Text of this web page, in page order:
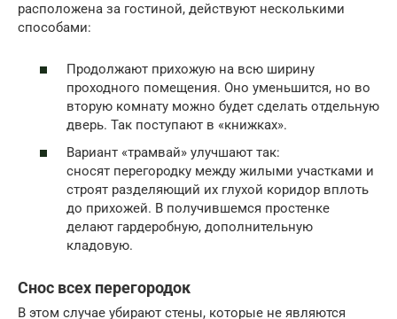
расположена за гостиной, действуют несколькими
способами:
Продолжают прихожую на всю ширину
проходного помещения. Оно уменьшится, но во
вторую комнату можно будет сделать отдельную
дверь. Так поступают в «книжках».
Вариант «трамвай» улучшают так:
сносят перегородку между жилыми участками и
строят разделяющий их глухой коридор вплоть
до прихожей. В получившемся простенке
делают гардеробную, дополнительную
кладовую.
Снос всех перегородок
В этом случае убирают стены, которые не являются